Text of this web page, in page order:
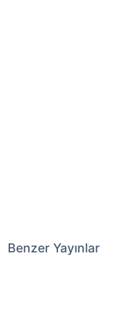
Benzer Yayınlar